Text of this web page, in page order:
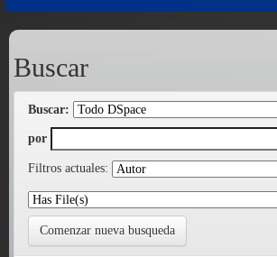
Buscar
Buscar:
por
Filtros actuales:
Comenzar nueva busqueda